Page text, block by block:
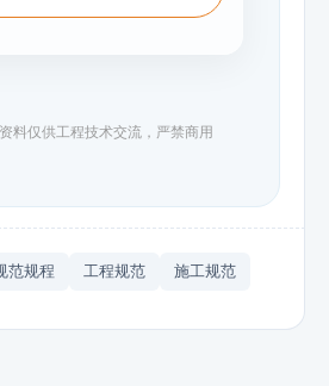
料仅供工程技术交流，严禁商用
范规程 工程规范 施工规范